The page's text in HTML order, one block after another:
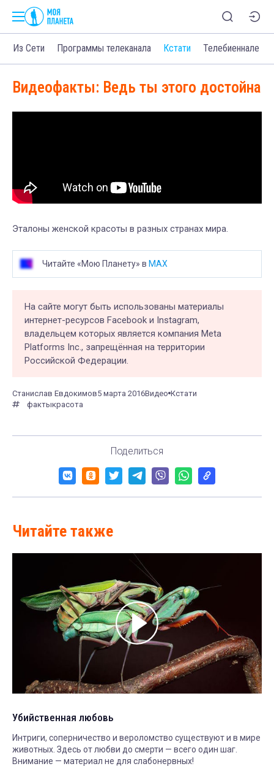
Из Сети Программы телеканала Кстати Телебиеннале
Видеофакты: Ведь ты этого достойна
Эталоны женской красоты в разных странах мира.
Читайте «Мою Планету» в MAX
На сайте могут быть использованы материалы
интернет-ресурсов Facebook и Instagram,
владельцем которых является компания Meta
Platforms Inc., запрещённая на территории
Российской Федерации.
Станислав Евдокимов5 марта 2016Видео Кстати
фактыкрасота
Поделиться
Читайте также
Убийственная любовь
Интриги, соперничество и вероломство существуют и в мире
животных. Здесь от любви до смерти — всего один шаг.
Внимание — материал не для слабонервных!